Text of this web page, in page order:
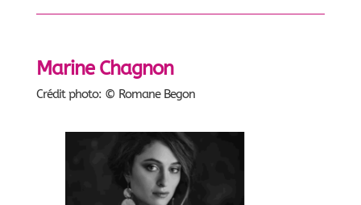
Marine Chagnon
Crédit photo: © Romane Begon